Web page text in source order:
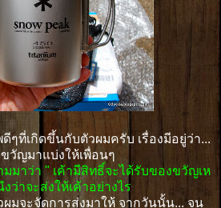
ๆที่เกิดขึ้นกับตัวผมครับ เรื่องมีอยู่ว่า...
วัญมาแบ่งให้เพื่อนๆ
มาว่า " เค้ามีสิทธิ์จะได้รับของขวัญเห
ว่าจะส่งให้เค้าอย่างไร
ผมจะจัดการส่งมาให้ จากวันนั้น... จน